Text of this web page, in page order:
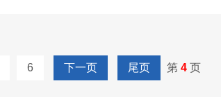
6 下一页 尾页 第4 页